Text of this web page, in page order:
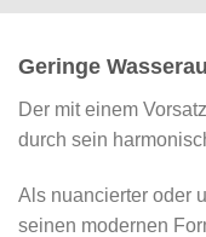
Geringe
Der mit einem
durch sein
Als nuancierter oder
seinen modernen